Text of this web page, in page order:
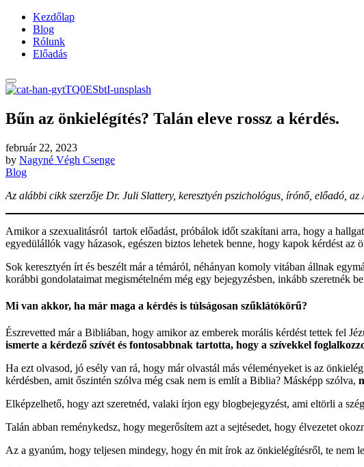
Kezdőlap
Blog
Rólunk
Előadás
Bűn az önkielégítés? Talán eleve rossz a kérdés.
február 22, 2023
by Nagyné Végh Csenge
Blog
Az alábbi cikk szerzője Dr. Juli Slattery, keresztyén pszichológus, írónő, előadó, az
Amikor a szexualitásról tartok előadást, próbálok időt szakítani arra, hogy a
egyedülállók vagy házasok, egészen biztos lehetek benne, hogy kapok kérdést az
Sok keresztyén írt és beszélt már a témáról, néhányan komoly vitában állnak
korábbi gondolataimat megismételném még egy bejegyzésben, inkább szeretnék
Mi van akkor, ha már maga a kérdés is túlságosan szűklátókörű?
Észrevetted már a Bibliában, hogy amikor az emberek morális kérdést tettek fel
ismerte a kérdező szívét és fontosabbnak tartotta, hogy a szívekkel
Ha ezt olvasod, jó esély van rá, hogy már olvastál más véleményeket is az
kérdésben, amit őszintén szólva még csak nem is említ a Biblia? Másképp szólva,
Elképzelhető, hogy azt szeretnéd, valaki írjon egy blogbejegyzést, ami eltörli a
Talán abban reménykedsz, hogy megerősítem azt a sejtésedet, hogy élvezetet
Az a gyanúm, hogy teljesen mindegy, hogy én mit írok az önkielégítésről, te nem